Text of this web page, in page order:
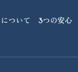
ついて
3つの安心